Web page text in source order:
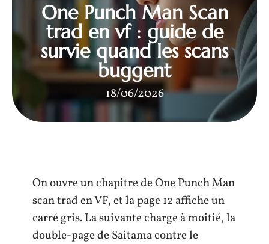
One Punch Man Scan
trad en vf : guide de
survie quand les scans
buggent
18/06/2026
On ouvre un chapitre de One Punch Man
scan trad en VF, et la page 12 affiche un
carré gris. La suivante charge à moitié, la
double-page de Saitama contre le